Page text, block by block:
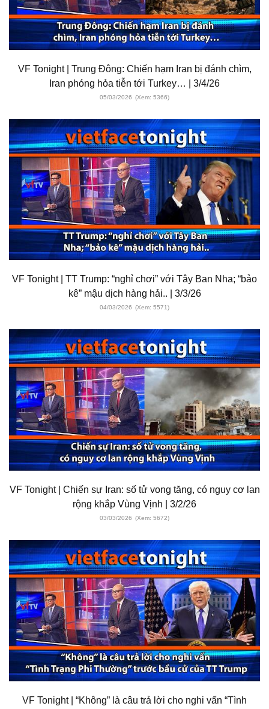
VF Tonight | Trung Đông: Chiến hạm Iran bị đánh chìm,
Iran phóng hỏa tiễn tới Turkey… | 3/4/26
05/03/2026 (Xem: 5366)
VF Tonight | TT Trump: “nghỉ chơi” với Tây Ban Nha; “bảo
kê” mậu dịch hàng hải.. | 3/3/26
04/03/2026 (Xem: 5571)
VF Tonight | Chiến sự Iran: số tử vong tăng, có nguy cơ lan
rộng khắp Vùng Vịnh | 3/2/26
03/03/2026 (Xem: 5672)
VF Tonight | “Không” là câu trả lời cho nghi vấn “Tình